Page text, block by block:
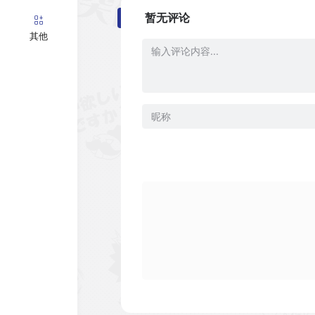
其他
暂无评论